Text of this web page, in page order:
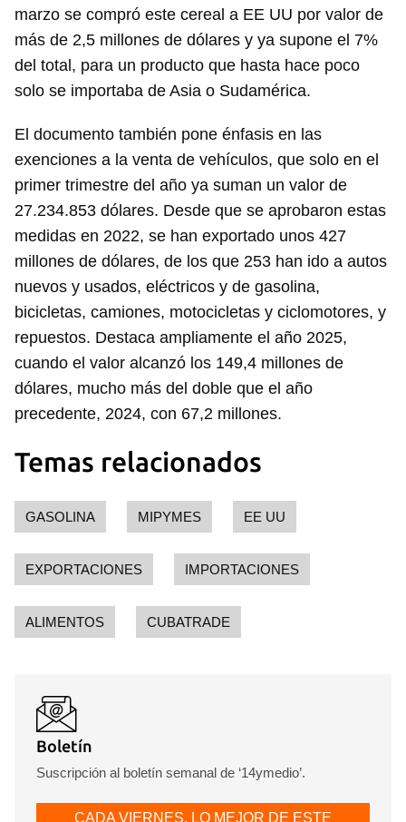
marzo se compró este cereal a EE UU por valor de
más de 2,5 millones de dólares y ya supone el 7%
del total, para un producto que hasta hace poco
solo se importaba de Asia o Sudamérica.
El documento también pone énfasis en las
exenciones a la venta de vehículos, que solo en el
primer trimestre del año ya suman un valor de
27.234.853 dólares. Desde que se aprobaron estas
medidas en 2022, se han exportado unos 427
millones de dólares, de los que 253 han ido a autos
nuevos y usados, eléctricos y de gasolina,
bicicletas, camiones, motocicletas y ciclomotores, y
repuestos. Destaca ampliamente el año 2025,
cuando el valor alcanzó los 149,4 millones de
dólares, mucho más del doble que el año
precedente, 2024, con 67,2 millones.
Temas relacionados
GASOLINA MIPYMES EE UU
EXPORTACIONES IMPORTACIONES
ALIMENTOS CUBATRADE
Boletín
Suscripción al boletín semanal de ‘14ymedio’.
CADA VIERNES, LO MEJOR DE ESTE